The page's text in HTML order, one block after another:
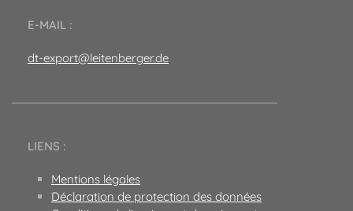
E-MAIL :
dt-export@leitenberger.de
LIENS :
Mentions légales
Déclaration de protection des données